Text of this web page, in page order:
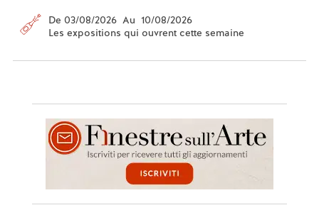
De 03/08/2026 Au 10/08/2026
Les expositions qui ouvrent cette semaine